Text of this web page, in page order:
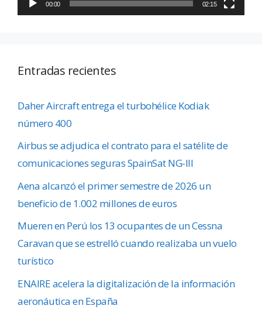
00:00 02:15
Entradas recientes
Daher Aircraft entrega el turbohélice Kodiak
número 400
Airbus se adjudica el contrato para el satélite de
comunicaciones seguras SpainSat NG-III
Aena alcanzó el primer semestre de 2026 un
beneficio de 1.002 millones de euros
Mueren en Perú los 13 ocupantes de un Cessna
Caravan que se estrelló cuando realizaba un vuelo
turístico
ENAIRE acelera la digitalización de la información
aeronáutica en España